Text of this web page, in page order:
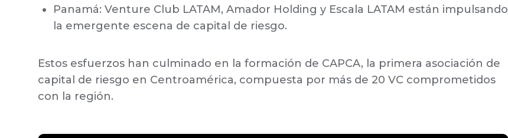
Panamá: Venture Club LATAM, Amador Holding y Escala LATAM están impulsando
la emergente escena de capital de riesgo.
Estos esfuerzos han culminado en la formación de CAPCA, la primera asociación de
capital de riesgo en Centroamérica, compuesta por más de 20 VC comprometidos
con la región.